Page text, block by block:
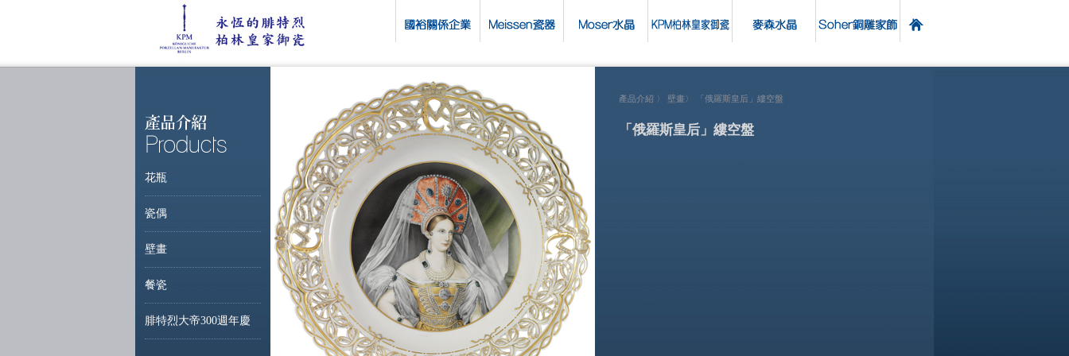
花瓶
瓷偶
壁畫
餐瓷
腓特烈大帝300週年慶
產品介紹 〉 壁畫〉 「俄羅斯皇后」縷空盤
「俄羅斯皇后」縷空盤